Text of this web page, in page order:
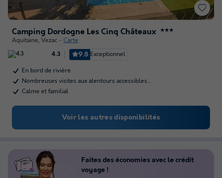
Camping Dordogne Les Cinq Châteaux ★★★
Aquitaine, Vezac Carte
4.3 9.8 Exceptionnel
En bord de rivière
Nombreuses visites aux alentours accessibles…
Calme et familial
Voir les autres disponibilités
Faites des économies avec le crédit
voyage !